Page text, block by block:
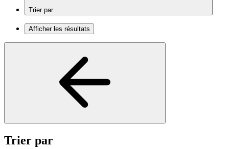
Trier par
Afficher les résultats
Trier par